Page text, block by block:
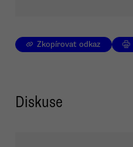
Zkopírovat odkaz
Diskuse